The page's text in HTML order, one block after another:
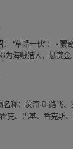
“草帽一伙”： -
为海贼猎人，悬赏金
称：蒙奇·D·路飞
克、巴基、香克斯、